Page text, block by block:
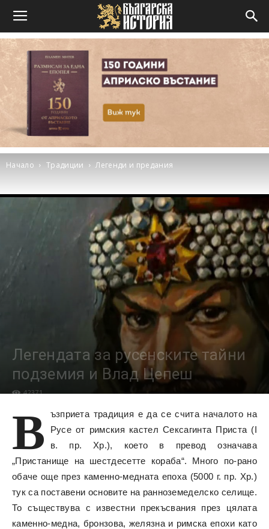
Начало Традиции Легенди и предания
Легендата за русенските тайни
подземия и Влад Цепеш
42371
В
ъзприета традиция е да се счита началото на
Русе от римския кастел Сексагинта Приста (I
в. пр. Хр.), което в превод означава
„Пристанище на шестдесетте кораба“. Много по-рано
обаче още през каменно-медната епоха (5000 г. пр. Хр.)
тук са поставени основите на ранноземеделско селище.
То съществува с известни прекъсвания през цялата
каменно-медна, бронзова, желязна и римска епохи като